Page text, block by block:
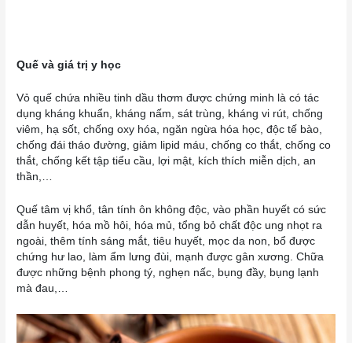
Quế và giá trị y học
Vỏ quế chứa nhiều tinh dầu thơm được chứng minh là có tác
dụng kháng khuẩn, kháng nấm, sát trùng, kháng vi rút, chống
viêm, hạ sốt, chống oxy hóa, ngăn ngừa hóa học, độc tế bào,
chống đái tháo đường, giảm lipid máu, chống co thắt, chống co
thắt, chống kết tập tiểu cầu, lợi mật, kích thích miễn dịch, an
thần,…
Quế tâm vị khổ, tân tính ôn không độc, vào phần huyết có sức
dẫn huyết, hóa mồ hôi, hóa mủ, tổng bỏ chất độc ung nhọt ra
ngoài, thêm tính sáng mắt, tiêu huyết, mọc da non, bổ được
chứng hư lao, làm ẩm lưng đùi, mạnh được gân xương. Chữa
được những bệnh phong tý, nghẹn nấc, bụng đầy, bụng lạnh
mà đau,…